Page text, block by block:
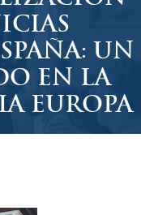
UN
EN LA
EUROPA